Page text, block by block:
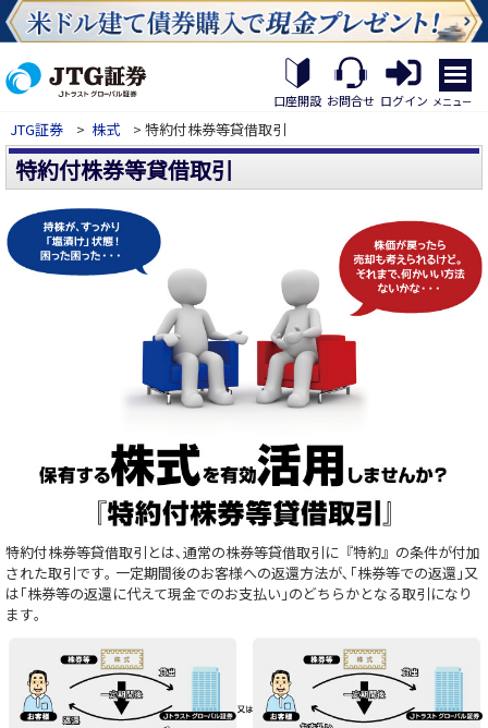
口座開設 お問合せ ログイン
繝｡
繝
九
繝
繧
幕
縺
�
メニュー
JTG証券 > 株式 > 特約付株券等貸借取引
特約付株券等貸借取引
特約付株券等貸借取引とは､通常の株券等貸借取引に『特約』の条件が付加
された取引です｡ 一定期間後のお客様への返還方法が､｢株券等での返還｣又
は｢株券等の返還に代えて現金でのお支払い｣のどちらかとなる取引になり
ます｡